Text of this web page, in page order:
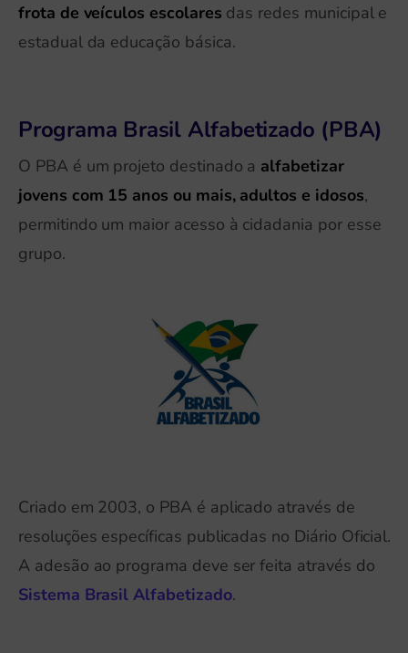
frota de veículos escolares das redes municipal e
estadual da educação básica.
Programa Brasil Alfabetizado (PBA)
O PBA é um projeto destinado a alfabetizar
jovens com 15 anos ou mais, adultos e idosos,
permitindo um maior acesso à cidadania por esse
grupo.
Criado em 2003, o PBA é aplicado através de
resoluções específicas publicadas no Diário Oficial.
A adesão ao programa deve ser feita através do
Sistema Brasil Alfabetizado.